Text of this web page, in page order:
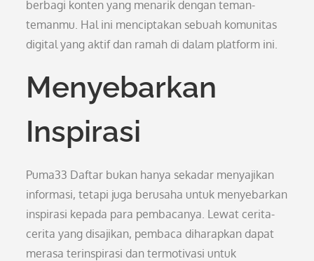
berbagi konten yang menarik dengan teman-
temanmu. Hal ini menciptakan sebuah komunitas
digital yang aktif dan ramah di dalam platform ini.
Menyebarkan
Inspirasi
Puma33 Daftar bukan hanya sekadar menyajikan
informasi, tetapi juga berusaha untuk menyebarkan
inspirasi kepada para pembacanya. Lewat cerita-
cerita yang disajikan, pembaca diharapkan dapat
merasa terinspirasi dan termotivasi untuk